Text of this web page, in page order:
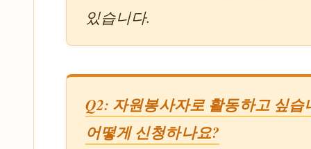
있습니다.
Q2: 자원봉사자로 활동하고 싶습
어떻게 신청하나요?